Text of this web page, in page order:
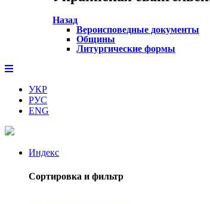
Назад
Вероисповедные документы
Общины
Литургические формы
УКР
РУС
ENG
Индекс
Сортировка и фильтр